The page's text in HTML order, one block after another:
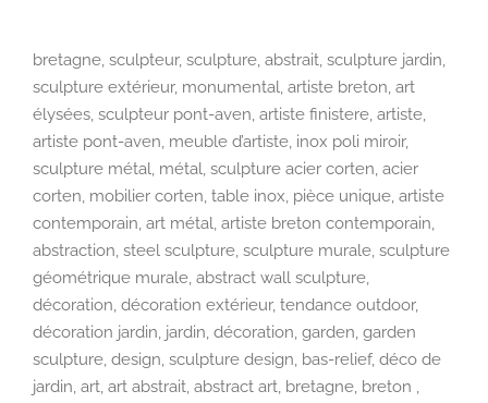
bretagne, sculpteur, sculpture, abstrait, sculpture jardin,
sculpture extérieur, monumental, artiste breton, art
élysées, sculpteur pont-aven, artiste finistere, artiste,
artiste pont-aven, meuble d’artiste, inox poli miroir,
sculpture métal, métal, sculpture acier corten, acier
corten, mobilier corten, table inox, pièce unique, artiste
contemporain, art métal, artiste breton contemporain,
abstraction, steel sculpture, sculpture murale, sculpture
géométrique murale, abstract wall sculpture,
décoration, décoration extérieur, tendance outdoor,
décoration jardin, jardin, décoration, garden, garden
sculpture, design, sculpture design, bas-relief, déco de
jardin, art, art abstrait, abstract art, bretagne, breton ,